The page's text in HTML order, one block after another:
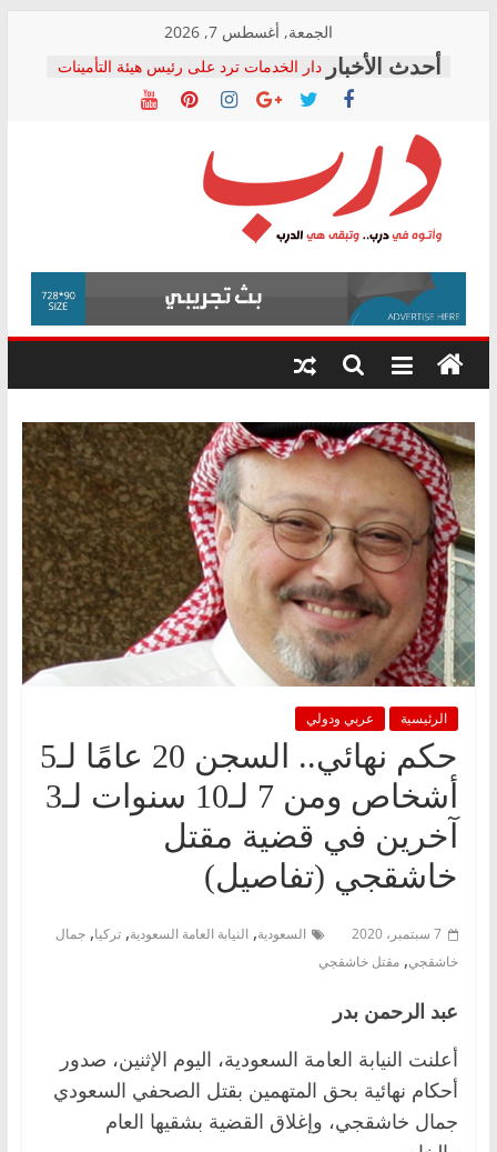
content
الجمعة, أغسطس 7, 2026
دار الخدمات ترد على رئيس هيئة التأمينات
بعد مؤتمره الصحفي: إنكار الأزمة لا ينهي
معاناة أصحاب المعاشات.. ونطالب بكشف
فرحات سليمان يكتب: القطاع الصحي إلى
أين؟
حزب التحالف الشعبي يطلق لجنة “الحق
في الصحة” بالإسكندرية لرصد الانتهاكات
ودعم المرضى
الوزاري لمدينة الصحفيين.. وانتهاء أعمال
إنشاء المبنى الإداري
المجلس القومي لحقوق الإنسان يعلن
متابعة قضية الدكتور محمد زهران.. ويؤكد:
قرينة البراءة وضمانات المحاكمة العادلة
درب
وأتوه
درب..
وتبقى
هي
الرئيسية عربي ودولي
حكم نهائي.. السجن 20 عامًا لـ5
أشخاص ومن 7 لـ10 سنوات لـ3
آخرين في قضية مقتل
خاشقجي (تفاصيل)
7 سبتمبر، 2020 السعودية, النيابة العامة السعودية, تركيا, جمال
خاشقجي, مقتل خاشقجي
عبد الرحمن بدر
أعلنت النيابة العامة السعودية، اليوم الإثنين، صدور
أحكام نهائية بحق المتهمين بقتل الصحفي السعودي
جمال خاشقجي، وإغلاق القضية بشقيها العام